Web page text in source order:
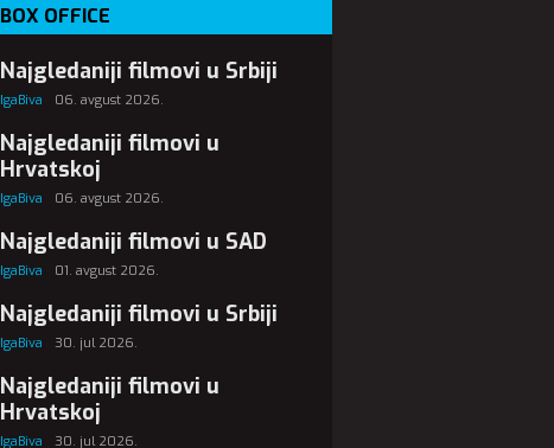
BOX OFFICE
Najgledaniji filmovi u Srbiji
IgaBiva 06. avgust 2026.
Najgledaniji filmovi u
Hrvatskoj
IgaBiva 06. avgust 2026.
Najgledaniji filmovi u SAD
IgaBiva 01. avgust 2026.
Najgledaniji filmovi u Srbiji
IgaBiva 30. jul 2026.
Najgledaniji filmovi u
Hrvatskoj
IgaBiva 30. jul 2026.